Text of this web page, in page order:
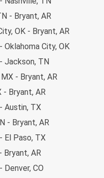
- Bryant, AR
OK - Bryant, AR
Oklahoma City, OK
Jackson, TN
- Bryant, AR
- Bryant, AR
Austin, TX
- Bryant, AR
El Paso, TX
Bryant, AR
Denver, CO